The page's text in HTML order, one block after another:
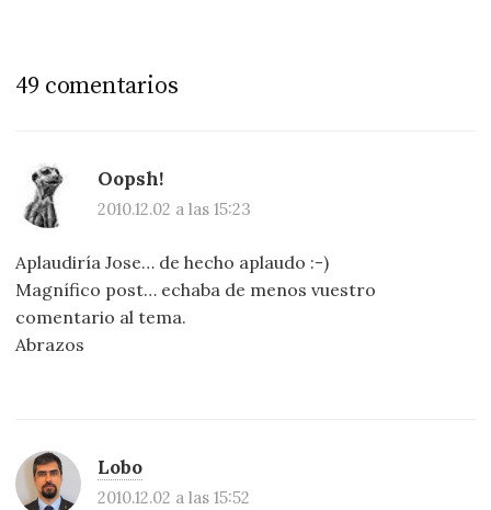
49 comentarios
Oopsh!
2010.12.02 a las 15:23
Aplaudiría Jose… de hecho aplaudo :-)
Magnífico post… echaba de menos vuestro
comentario al tema.
Abrazos
Lobo
2010.12.02 a las 15:52